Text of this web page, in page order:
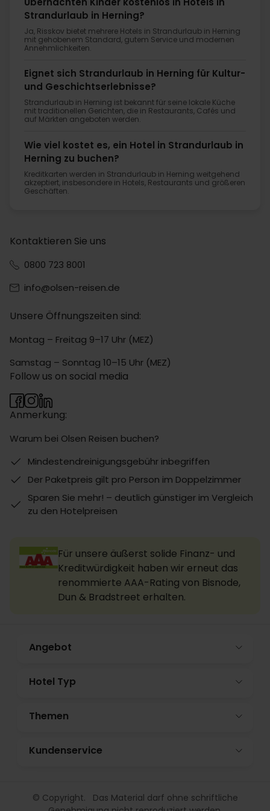
Strandurlaub in Herning?
Ja, Risskov bietet mehrere Hotels in Strandurlaub in Herning
mit gehobenem Standard, gutem Service und modernen
Annehmlichkeiten.
Eignet sich Strandurlaub in Herning für Kultur-
und Geschichtserlebnisse?
Strandurlaub in Herning ist bekannt für seine lokale Küche
mit traditionellen Gerichten, die in Restaurants, Cafés und
auf Märkten angeboten werden.
Wie viel kostet es, ein Hotel in Strandurlaub in
Herning zu buchen?
Kreditkarten werden in Strandurlaub in Herning weitgehend
akzeptiert, insbesondere in Hotels, Restaurants und größeren
Geschäften.
Kontaktieren Sie uns
0800 723 8001
info@olsen-reisen.de
Unsere Öffnungszeiten sind:
Montag – Freitag 9–17 Uhr (MEZ)
Samstag – Sonntag 10–15 Uhr (MEZ)
Anmerkung:
Warum bei Olsen Reisen buchen?
Mindestendreinigungsgebühr inbegriffen
Der Paketpreis gilt pro Person im Doppelzimmer
Sparen Sie mehr! – deutlich günstiger im Vergleich
zu den Hotelpreisen
Follow us on social media
Für unsere äußerst solide Finanz- und
Kreditwürdigkeit haben wir erneut das
renommierte AAA-Rating von Bisnode,
Dun & Bradstreet erhalten.
Angebot
Hotel Typ
Themen
Kundenservice
© Copyright. Das Material darf ohne schriftliche